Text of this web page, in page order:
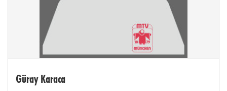
Güray Karaca